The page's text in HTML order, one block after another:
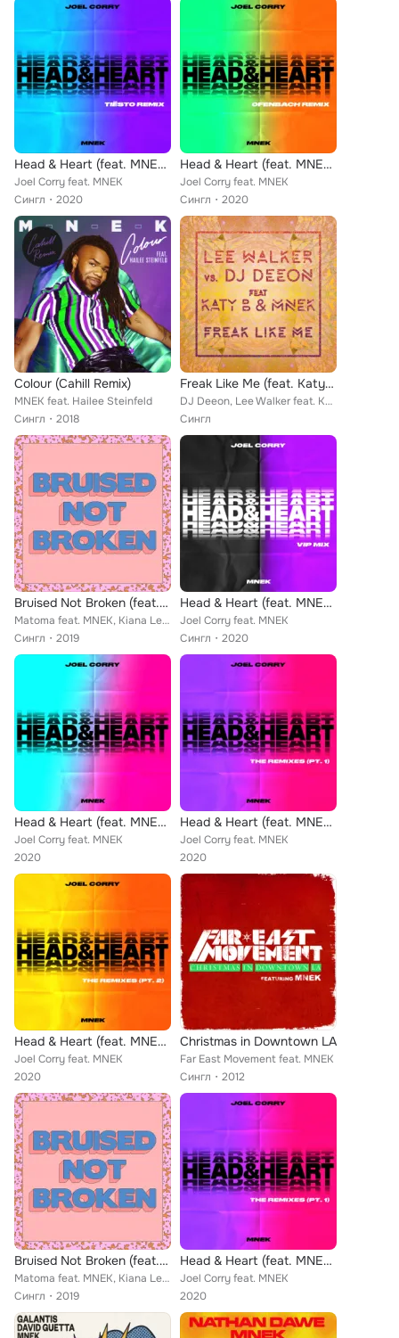
Head & Heart (feat. MNEK) [Tiësto Remix] [Extended Mix]
Joel Corry feat. MNEK
Сингл
2020
Head & Heart (feat. MNEK) [Ofenbach Remix]
Joel Corry feat. MNEK
Сингл
2020
Colour (Cahill Remix)
MNEK feat. Hailee Steinfeld
Сингл
2018
Freak Like Me (feat. Katy B & MNEK) (Radio Edit)
DJ Deeon, Lee Walker feat. Katy B, MNEK
Сингл
Bruised Not Broken (feat. MNEK & Kiana Ledé) (Extended)
Matoma feat. MNEK, Kiana Ledé
Сингл
2019
Head & Heart (feat. MNEK) (VIP Mix Extended)
Joel Corry feat. MNEK
Сингл
2020
Head & Heart (feat. MNEK) [The Remixes Extended Pt. 2]
Joel Corry feat. MNEK
2020
Head & Heart (feat. MNEK) (The Remixes Extended Pt. 1)
Joel Corry feat. MNEK
2020
Head & Heart (feat. MNEK) (The Remixes Pt. 2)
Joel Corry feat. MNEK
2020
Christmas in Downtown LA
Far East Movement feat. MNEK
Сингл
2012
Bruised Not Broken (feat. MNEK & Kiana Ledé) (Extended)
Matoma feat. MNEK, Kiana Ledé
Сингл
2019
Head & Heart (feat. MNEK) (The Remixes Extended Pt. 1)
Joel Corry feat. MNEK
2020